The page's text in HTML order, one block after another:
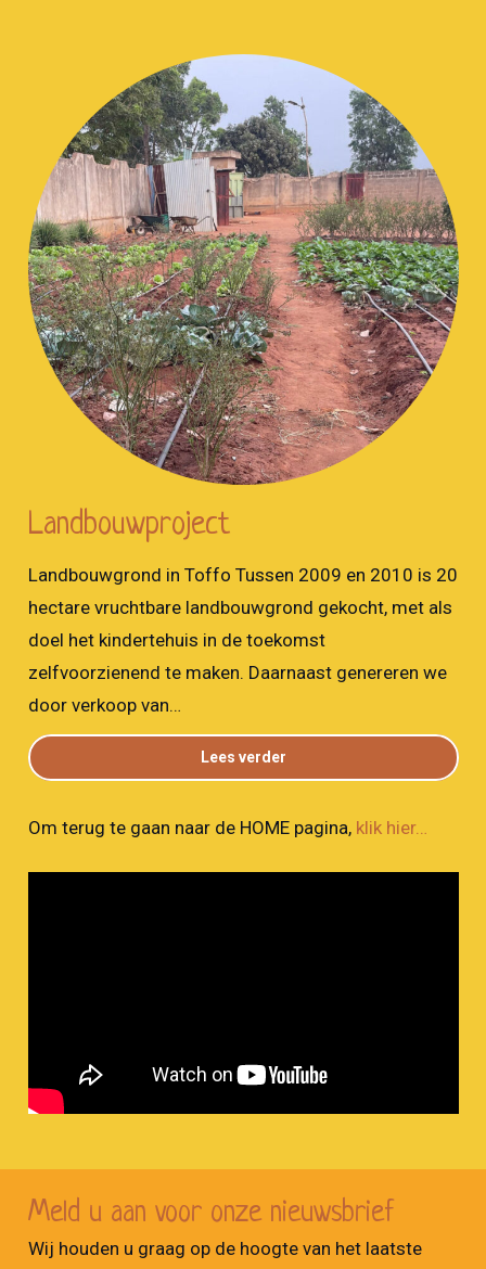
Landbouwproject
Landbouwgrond in Toffo Tussen 2009 en 2010 is 20
hectare vruchtbare landbouwgrond gekocht, met als
doel het kindertehuis in de toekomst
zelfvoorzienend te maken. Daarnaast genereren we
door verkoop van…
Lees verder
Om terug te gaan naar de HOME pagina, klik hier…
Meld u aan voor onze nieuwsbrief
Wij houden u graag op de hoogte van het laatste